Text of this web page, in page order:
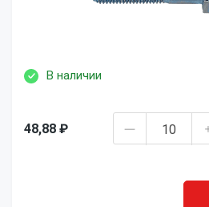
В наличии
48,88 ₽